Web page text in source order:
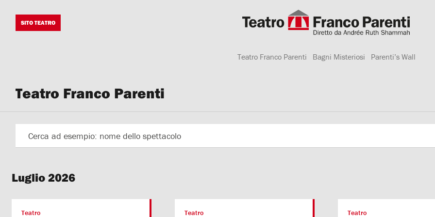
SITO TEATRO
Teatro Franco Parenti Bagni Misteriosi Parenti’s Wall
Teatro Franco Parenti
Luglio 2026
Teatro Teatro Teatro